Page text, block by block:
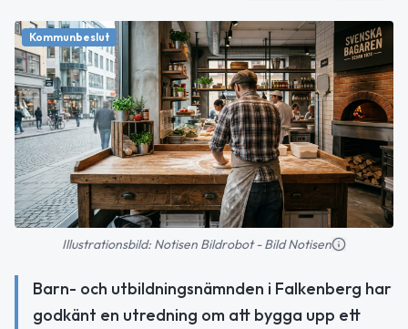
Kommunbeslut
Illustrationsbild: Notisen Bildrobot - Bild Notisen
Barn- och utbildningsnämnden i Falkenberg har
godkänt en utredning om att bygga upp ett